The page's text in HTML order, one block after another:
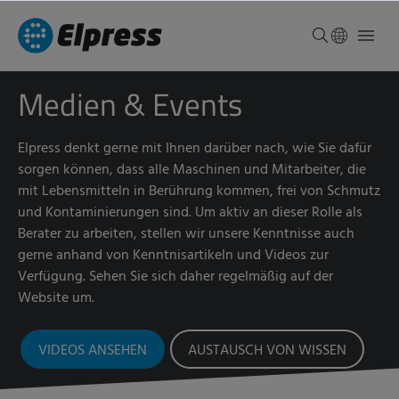
Medien & Events
Elpress denkt gerne mit Ihnen darüber nach, wie Sie dafür
sorgen können, dass alle Maschinen und Mitarbeiter, die
mit Lebensmitteln in Berührung kommen, frei von Schmutz
und Kontaminierungen sind. Um aktiv an dieser Rolle als
Berater zu arbeiten, stellen wir unsere Kenntnisse auch
gerne anhand von Kenntnisartikeln und Videos zur
Verfügung. Sehen Sie sich daher regelmäßig auf der
Website um.
VIDEOS ANSEHEN AUSTAUSCH VON WISSEN